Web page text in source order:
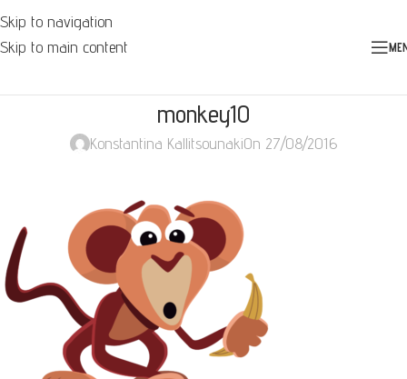
Skip to navigation
Skip to main content
monkey10
Konstantina KallitsounakiOn 27/08/2016